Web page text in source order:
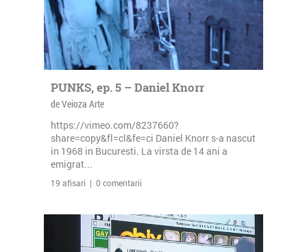
PUNKS, ep. 5 – Daniel Knorr
de Veioza Arte
https://vimeo.com/8237660?
share=copy&fl=cl&fe=ci Daniel Knorr s-a nascut
in 1968 in Bucuresti. La virsta de 14 ani a
emigrat...
19 afisari | 0 comentarii